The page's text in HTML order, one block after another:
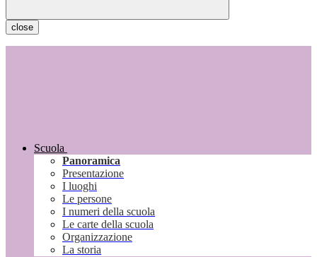
close
Scuola
Panoramica
Presentazione
I luoghi
Le persone
I numeri della scuola
Le carte della scuola
Organizzazione
La storia